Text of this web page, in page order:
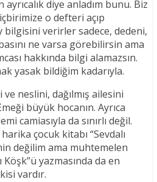
diye anladım bunu. Biz
o defteri açıp
verirler sadece, dedeni,
ne varsa görebilirsin ama
hakkında bilgi alamazsın.
yasak bildiğim kadarıyla.
neslini, dağılmış ailesini
büyük hocanın. Ayrıca
camiasıyla da sınırlı değil.
çocuk kitabı “Sevdalı
değilim ama muhtemelen
Köşk”ü yazmasında da en
vardır.